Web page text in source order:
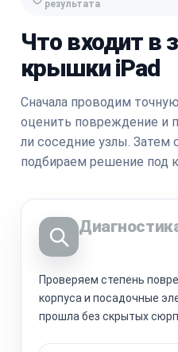
результата
Что входит в
крышки iPad
Сначала проводим
оценить повреждение и
ли соседние узлы. Затем
подбираем решение под
Проверяем степень
корпуса и посадочные
прошла без скрытых